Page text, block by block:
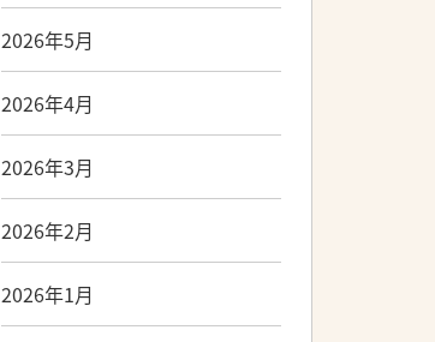
2026年5月
2026年4月
2026年3月
2026年2月
2026年1月